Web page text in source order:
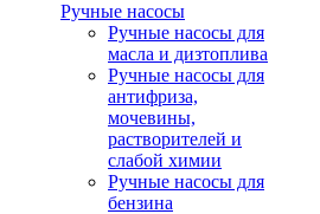
Ручные насосы
Ручные насосы для
масла и дизтоплива
Ручные насосы для
антифриза,
мочевины,
растворителей и
слабой химии
Ручные насосы для
бензина